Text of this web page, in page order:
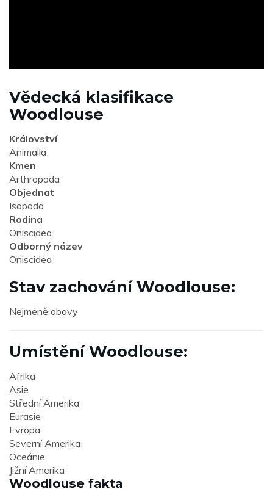
Vědecká klasifikace
Woodlouse
Království
Animalia
Kmen
Arthropoda
Objednat
Isopoda
Rodina
Oniscidea
Odborný název
Oniscidea
Stav zachování Woodlouse:
Nejméně obavy
Umístění Woodlouse:
Afrika
Asie
Střední Amerika
Eurasie
Evropa
Severní Amerika
Oceánie
Jižní Amerika
Woodlouse fakta